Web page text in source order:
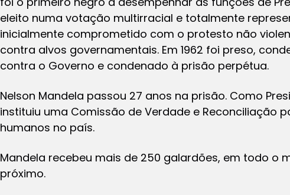
eleito numa votação multirracial e totalmente
inicialmente comprometido com o protesto não
contra alvos governamentais. Em 1962 foi preso,
contra o Governo e condenado à prisão perpétua.
Nelson Mandela passou 27 anos na prisão. Como
instituiu uma Comissão de Verdade e Reconciliação
humanos no país.
Mandela recebeu mais de 250 galardões, em todo o
próximo.